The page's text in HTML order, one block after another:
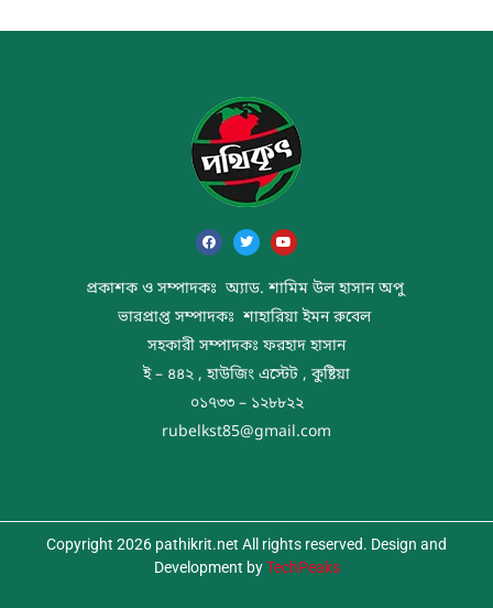
প্রকাশক ও সম্পাদকঃ অ্যাড. শামিম উল হাসান অপু
ভারপ্রাপ্ত সম্পাদকঃ শাহারিয়া ইমন রুবেল
সহকারী সম্পাদকঃ ফরহাদ হাসান
ই – ৪৪২ , হাউজিং এস্টেট , কুষ্টিয়া
০১৭৩৩ – ১২৮৮২২
rubelkst85@gmail.com
Copyright 2026 pathikrit.net All rights reserved. Design and
Development byTechPeaks